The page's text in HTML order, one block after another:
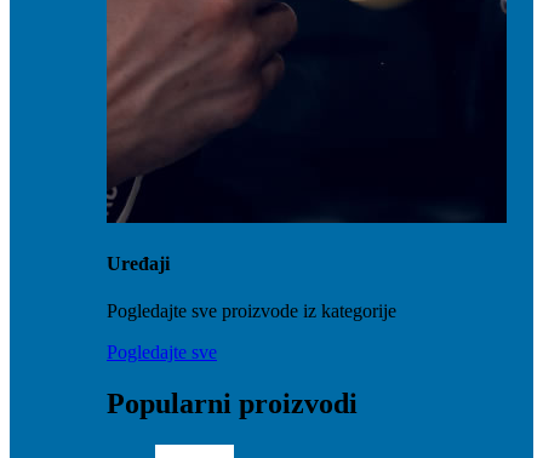
Uređaji
Pogledajte sve proizvode iz kategorije
Pogledajte sve
Popularni proizvodi